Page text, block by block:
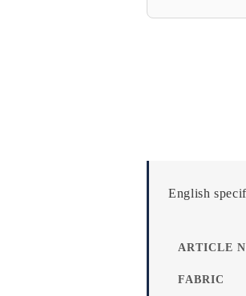
English
ARTICLE
FABRIC